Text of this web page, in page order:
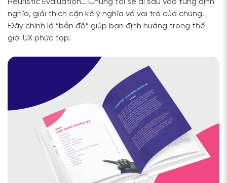
nghĩa, giải thích cặn kẽ ý nghĩa và vai trò của chúng.
Đây chính là “bản đồ” giúp bạn định hướng trong thế
giới UX phức tạp.